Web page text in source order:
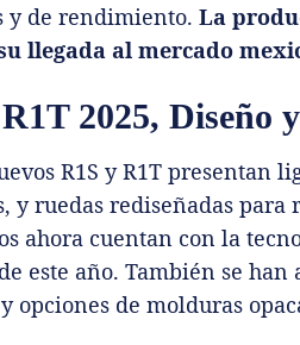
y de rendimiento. La
llegada al mercado
2025, Diseño
R1S y R1T presentan
y ruedas rediseñadas
ahora cuentan con la
este año. También se
opciones de molduras